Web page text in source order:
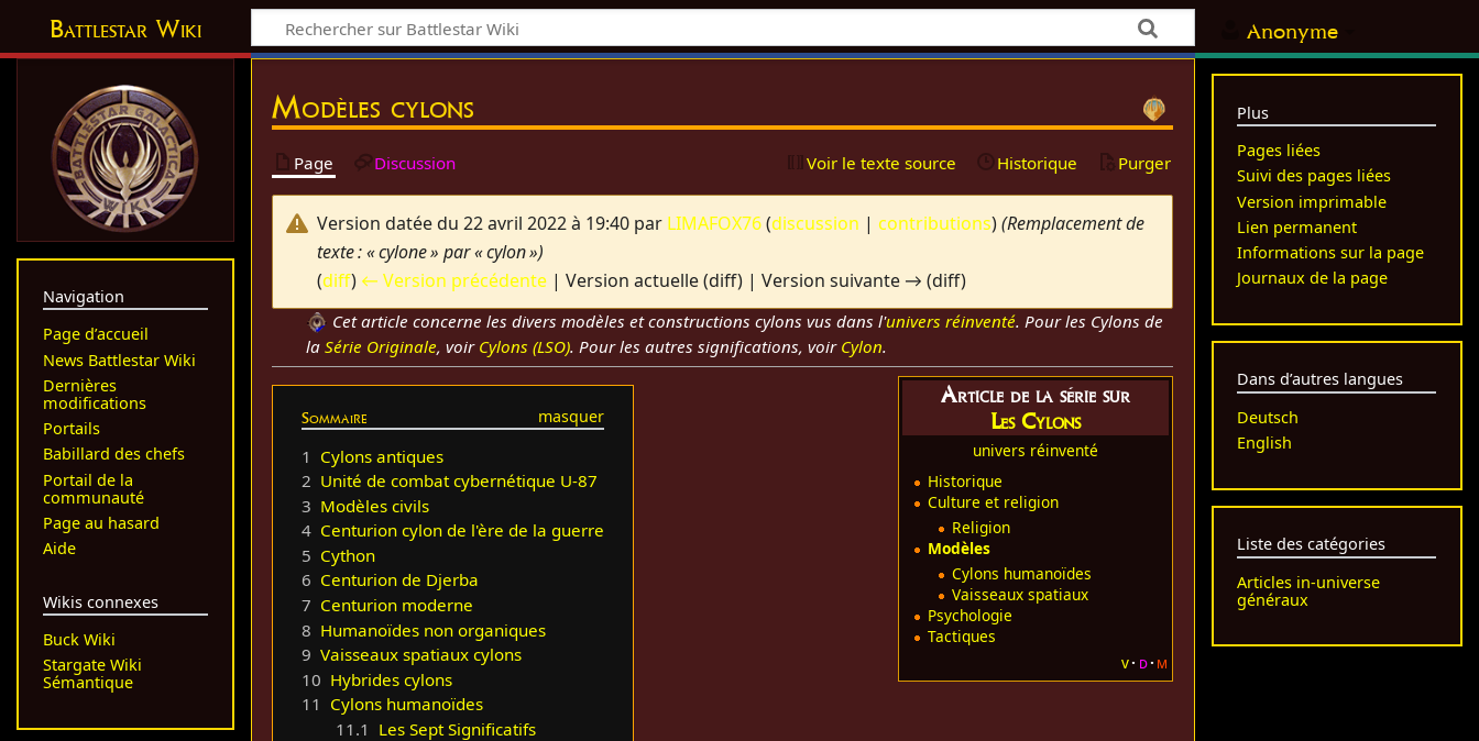
Anonyme
Battlestar Wiki
Modèles cylons
Page Discussion Voir le texte source Historique Purger
Version datée du 22 avril 2022 à 19:40 par LIMAFOX76(discussion | contributions)(Remplacement de
texte : « cylone » par « cylon »)
(diff) ← Version précédente | Version actuelle (diff) | Version suivante → (diff)
Cet article concerne les divers modèles et constructions cylons vus dans l'univers réinventé. Pour les Cylons de
la Série Originale, voir Cylons (LSO). Pour les autres significations, voir Cylon.
Article de la série sur
Les Cylons
univers réinventé
Historique
Culture et religion
Religion
Modèles
Cylons humanoïdes
Vaisseaux spatiaux
Psychologie
Tactiques
v d m
Sommaire
1 Cylons antiques
2 Unité de combat cybernétique U-87
3 Modèles civils
4 Centurion cylon de l'ère de la guerre
5 Cython
6 Centurion de Djerba
7 Centurion moderne
8 Humanoïdes non organiques
9 Vaisseaux spatiaux cylons
10 Hybrides cylons
11 Cylons humanoïdes
11.1 Les Sept Significatifs
Navigation
Page d’accueil
News Battlestar Wiki
Dernières
modifications
Portails
Babillard des chefs
Portail de la
communauté
Page au hasard
Aide
Wikis connexes
Buck Wiki
Stargate Wiki
Sémantique
Plus
Pages liées
Suivi des pages liées
Version imprimable
Lien permanent
Informations sur la page
Journaux de la page
Dans d’autres langues
Deutsch
English
Liste des catégories
Articles in-universe
généraux